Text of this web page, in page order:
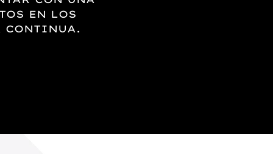
EN LOS
CONTINUA.